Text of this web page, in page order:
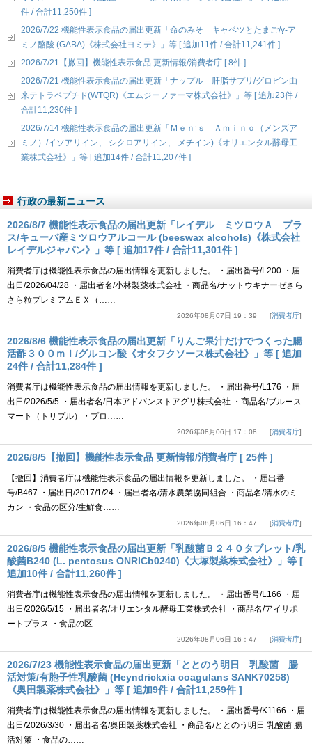
件 / 合計11,250件 ]
2026/7/22 機能性表示食品の届出更新「命のみそ キャベツとたまご/γ-ア
ミノ酪酸 (GABA)《株式会社ヨミテ》」等 [ 追加11件 / 合計11,241件 ]
2026/7/21【撤回】機能性表示食品 更新情報/消費者庁 [ 8件 ]
2026/7/21 機能性表示食品の届出更新「ナップル 肝脂サプリ/グロビン由
来テトラペプチド(WTQR)《エムジーファーマ株式会社》」等 [ 追加23件 /
合計11,230件 ]
2026/7/14 機能性表示食品の届出更新「Ｍｅｎ’ｓ Ａｍｉｎｏ（メンズア
ミノ）/イソアリイン、 シクロアリイン、 メチイン)《オリエンタル酵母工
業株式会社》」等 [ 追加14件 / 合計11,207件 ]
行政の最新ニュース
2026/8/7 機能性表示食品の届出更新「レイデル ミツロウＡ プラ
ス/キューバ産ミツロウアルコール (beeswax alcohols)《株式会社
レイデルジャパン》」等 [ 追加17件 / 合計11,301件 ]
消費者庁は機能性表示食品の届出情報を更新しました。 ・届出番号/L200 ・届
出日/2026/04/28 ・届出者名/小林製薬株式会社 ・商品名/ナットウキナーゼさら
さら粒プレミアムＥＸ（……
2026年08月07日 19：39 消費者庁
2026/8/6 機能性表示食品の届出更新「りんご果汁だけでつくった腸
活酢３００ｍｌ/グルコン酸《オタフクソース株式会社》」等 [ 追加
24件 / 合計11,284件 ]
消費者庁は機能性表示食品の届出情報を更新しました。 ・届出番号/L176 ・届
出日/2026/5/5 ・届出者名/日本アドバンストアグリ株式会社 ・商品名/ブルース
マート（トリプル）・プロ……
2026年08月06日 17：08 消費者庁
2026/8/5【撤回】機能性表示食品 更新情報/消費者庁 [ 25件 ]
【撤回】消費者庁は機能性表示食品の届出情報を更新しました。 ・届出番
号/B467 ・届出日/2017/1/24 ・届出者名/清水農業協同組合 ・商品名/清水のミ
カン ・食品の区分/生鮮食……
2026年08月06日 16：47 消費者庁
2026/8/5 機能性表示食品の届出更新「乳酸菌Ｂ２４０タブレット/乳
酸菌B240 (L. pentosus ONRICb0240)《大塚製薬株式会社》」等 [
追加10件 / 合計11,260件 ]
消費者庁は機能性表示食品の届出情報を更新しました。 ・届出番号/L166 ・届
出日/2026/5/15 ・届出者名/オリエンタル酵母工業株式会社 ・商品名/アイサポ
ートプラス ・食品の区……
2026年08月06日 16：47 消費者庁
2026/7/23 機能性表示食品の届出更新「ととのう明日 乳酸菌 腸
活対策/有胞子性乳酸菌 (Heyndrickxia coagulans SANK70258)
《奥田製薬株式会社》」等 [ 追加9件 / 合計11,259件 ]
消費者庁は機能性表示食品の届出情報を更新しました。 ・届出番号/K1166 ・届
出日/2026/3/30 ・届出者名/奥田製薬株式会社 ・商品名/ととのう明日 乳酸菌 腸
活対策 ・食品の……